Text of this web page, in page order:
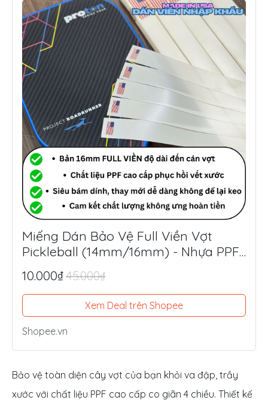
Miếng Dán Bảo Vệ Full Viền Vợt
Pickleball (14mm/16mm) - Nhựa PPF
Mỹ Siêu Dày 8.5mil
10.000₫45.000₫
Xem Deal trên Shopee
Shopee.vn
Bảo vệ toàn diện cây vợt của bạn khỏi va đập, trầy
xước với chất liệu PPF cao cấp co giãn 4 chiều. Thiết kế